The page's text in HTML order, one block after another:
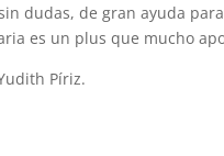
dudas, de gran ayuda
es un plus que mucho
Píriz.